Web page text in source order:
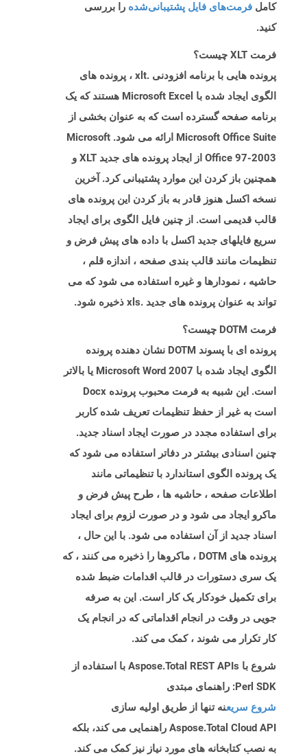
کامل فرمت‌های فایل پشتیبانی‌شده را بررسی
کنید.
فرمت XLT چیست؟
پرونده هایی با برنامه افزودنی .xlt ، پرونده های
الگوی ایجاد شده با Microsoft Excel هستند که یک
برنامه صفحه گسترده است که به عنوان بخشی از
Microsoft Office Suite ارائه می شود. Microsoft
Office 97-2003 از ایجاد پرونده های جدید XLT و
همچنین باز کردن این موارد پشتیبانی کرد. آخرین
نسخه اکسل هنوز قادر به باز کردن این پرونده های
قالب قدیمی است. از چنین فایل الگوی برای ایجاد
سریع فایلهای جدید اکسل با داده های پیش فرض و
تنظیمات مانند قالب بندی صفحه ، اندازه قلم ،
حاشیه ، نمودارها و غیره استفاده می شود که می
تواند به عنوان پرونده های جدید .xls ذخیره شود.
فرمت DOTM چیست؟
پرونده ای با پسوند DOTM نشان دهنده پرونده
الگوی ایجاد شده با Microsoft Word 2007 یا بالاتر
است. این شبیه به فرمت محبوب پرونده Docx
است به غیر از حفظ تنظیمات تعریف شده کاربر
برای استفاده مجدد در صورت ایجاد اسناد جدید.
چنین اسنادی بیشتر در دفاتر استفاده می شود که
یک پرونده الگوی استاندارد با تنظیماتی مانند
اطلاعات صفحه ، حاشیه ها ، طرح پیش فرض و
ماکرو ایجاد می شود و در صورت لزوم برای ایجاد
اسناد جدید از آن استفاده می شود. با این حال ،
پرونده های DOTM ، ماکروها را ذخیره می کنند ، که
یک سری دستورات در قالب اقدامات ضبط شده
برای تکمیل خودکار یک کار است. این به صرفه
جویی در وقت در انجام اقداماتی که در انجام یک
کار تکرار می شوند ، کمک می کند.
شروع با Aspose.Total REST APIs با استفاده از
Perl SDK: راهنمای مبتدی
شروع سریعنه تنها از طریق اولیه سازی
Aspose.Total Cloud API راهنمایی می کند، بلکه
به نصب کتابخانه های مورد نیاز نیز کمک می کند.